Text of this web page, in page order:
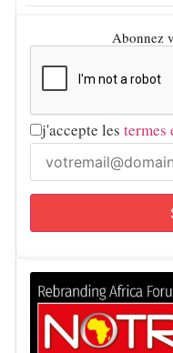
Abonnez
j'accepte les termes